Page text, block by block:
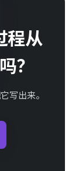
程从
？
写出来。